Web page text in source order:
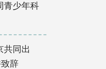
青少年科
共同出
辞